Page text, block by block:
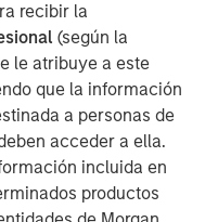
recibir la
(según la
le atribuye a este
que la información
a personas de
acceder a ella.
incluida en
productos
of growth
context of the overall
stocks and argue
be a useful